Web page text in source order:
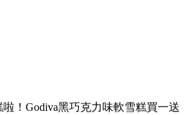
！Godiva黑巧克力味軟雪糕買一送